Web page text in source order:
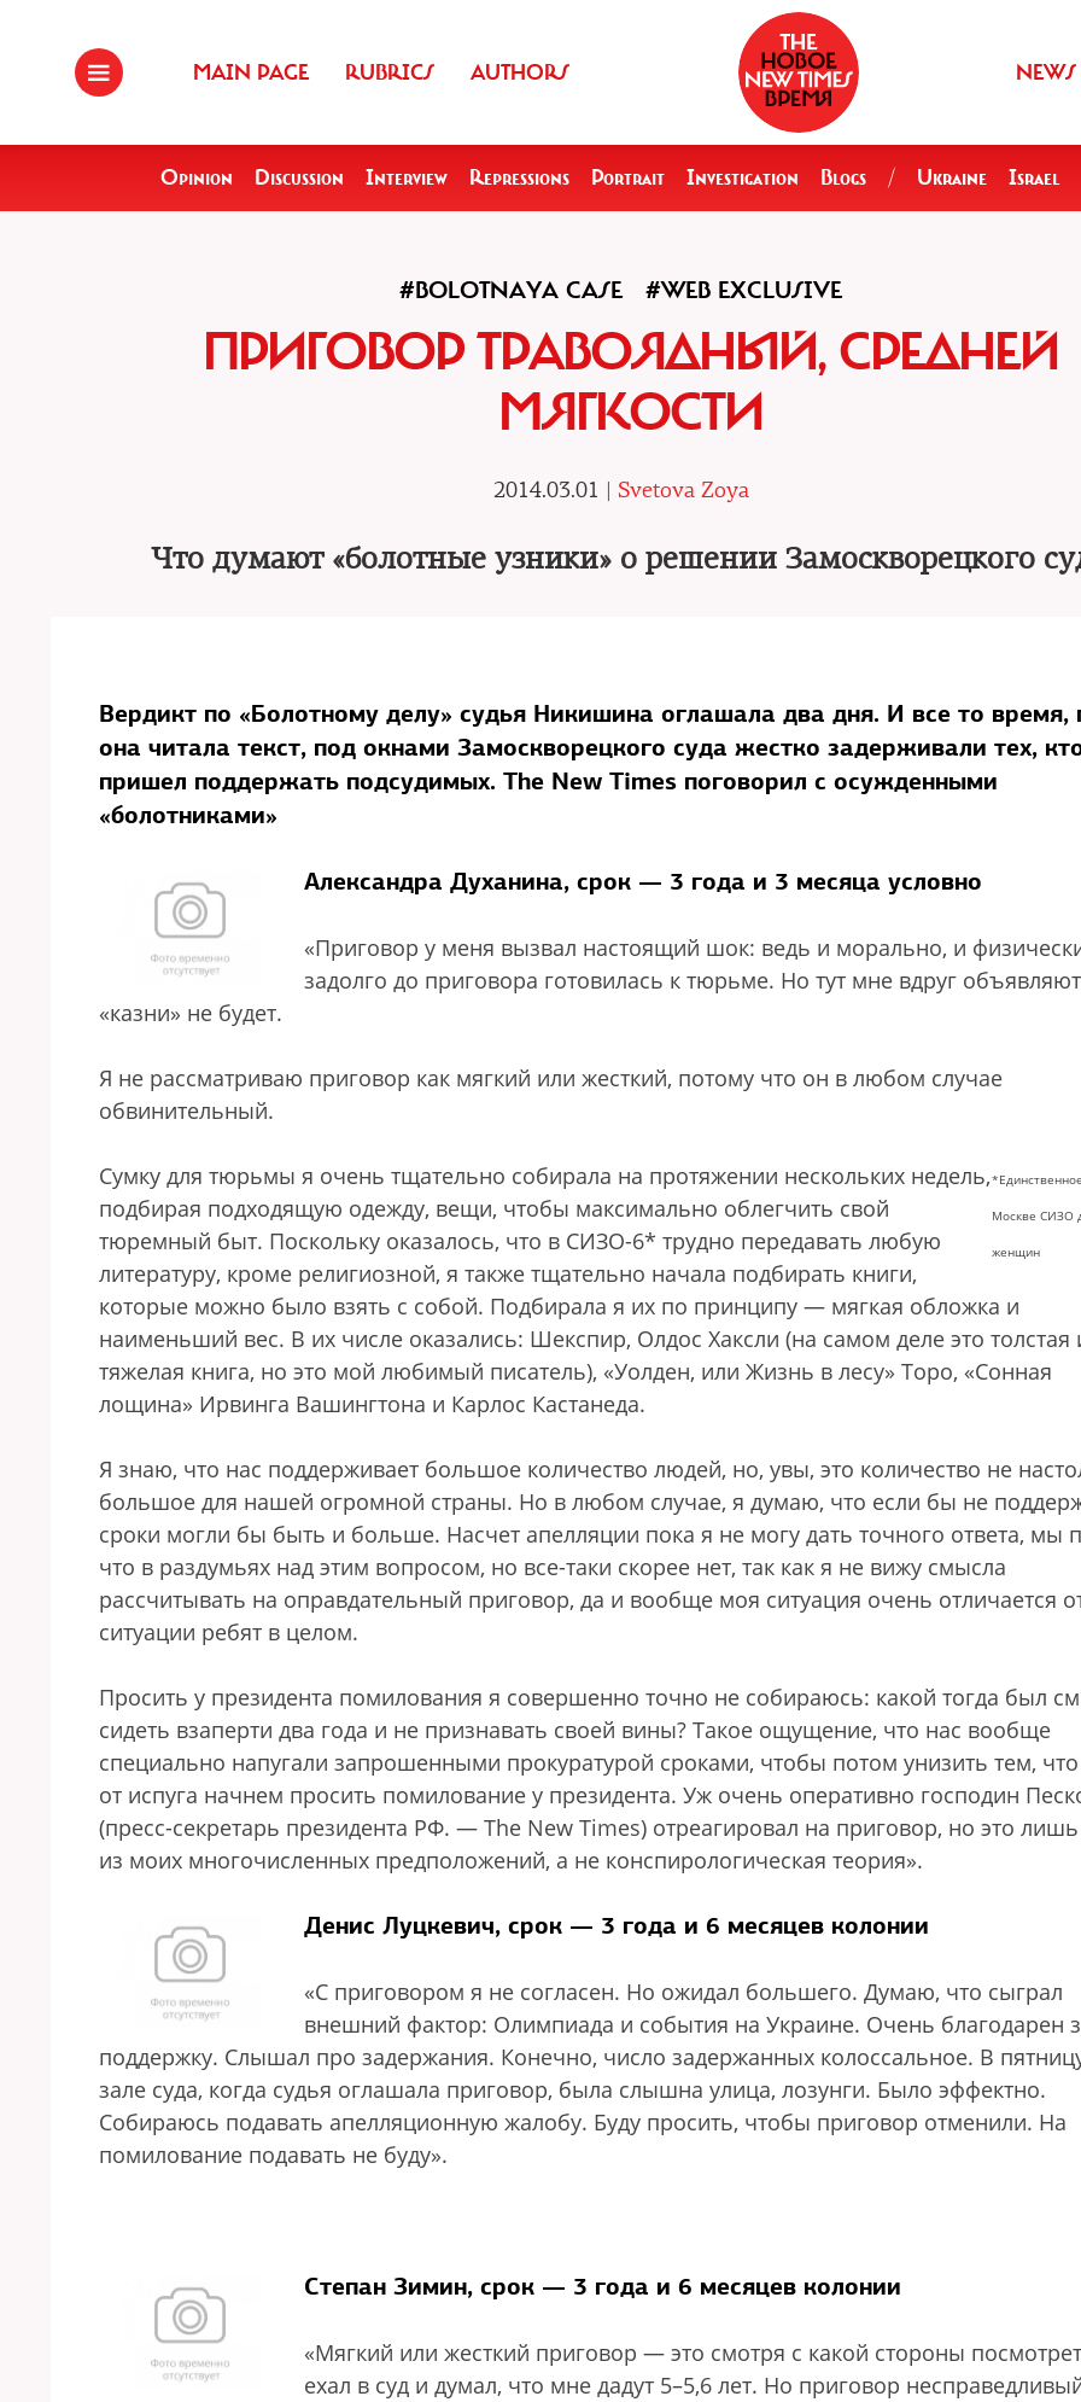
MAIN PAGE RUBRICS AUTHORS NEWS
Opinion Discussion Interview Repressions Portrait Investigation Blogs / Ukraine Israel
#BOLOTNAYA CASE #WEB EXCLUSIVE
ПРИГОВОР ТРАВОЯДНЫЙ, СРЕДНЕЙ
МЯГКОСТИ
2014.03.01 | Svetova Zoya
Что думают «болотные узники» о решении Замоскворецкого
Вердикт по «Болотному делу» судья Никишина оглашала два дня. И все то время,
она читала текст, под окнами Замоскворецкого суда жестко задерживали тех,
пришел поддержать подсудимых. The New Times поговорил с осужденными
«болотниками»
Александра Духанина, срок — 3 года и 3 месяца условно
«Приговор у меня вызвал настоящий шок: ведь и морально, и
задолго до приговора готовилась к тюрьме. Но тут мне вдруг
«казни» не будет.
Я не рассматриваю приговор как мягкий или жесткий, потому что он в любом случае
обвинительный.
Москве СИЗО
женщин
Сумку для тюрьмы я очень тщательно собирала на протяжении нескольких недель,
подбирая подходящую одежду, вещи, чтобы максимально облегчить свой
тюремный быт. Поскольку оказалось, что в СИЗО-6* трудно передавать любую
литературу, кроме религиозной, я также тщательно начала подбирать книги,
которые можно было взять с собой. Подбирала я их по принципу — мягкая обложка и
наименьший вес. В их числе оказались: Шекспир, Олдос Хаксли (на самом деле это толстая
тяжелая книга, но это мой любимый писатель), «Уолден, или Жизнь в лесу» Торо, «Сонная
лощина» Ирвинга Вашингтона и Карлос Кастанеда.
Я знаю, что нас поддерживает большое количество людей, но, увы, это количество не
большое для нашей огромной страны. Но в любом случае, я думаю, что если бы не
сроки могли бы быть и больше. Насчет апелляции пока я не могу дать точного ответа, мы
что в раздумьях над этим вопросом, но все-таки скорее нет, так как я не вижу смысла
рассчитывать на оправдательный приговор, да и вообще моя ситуация очень отличается
ситуации ребят в целом.
Просить у президента помилования я совершенно точно не собираюсь: какой тогда был
сидеть взаперти два года и не признавать своей вины? Такое ощущение, что нас вообще
специально напугали запрошенными прокуратурой сроками, чтобы потом унизить тем,
от испуга начнем просить помилование у президента. Уж очень оперативно господин
(пресс-секретарь президента РФ. — The New Times) отреагировал на приговор, но это
из моих многочисленных предположений, а не конспирологическая теория».
Денис Луцкевич, срок — 3 года и 6 месяцев колонии
«С приговором я не согласен. Но ожидал большего. Думаю, что сыграл
внешний фактор: Олимпиада и события на Украине. Очень благодарен
поддержку. Слышал про задержания. Конечно, число задержанных колоссальное. В
зале суда, когда судья оглашала приговор, была слышна улица, лозунги. Было эффектно.
Собираюсь подавать апелляционную жалобу. Буду просить, чтобы приговор отменили. На
помилование подавать не буду».
Степан Зимин, срок — 3 года и 6 месяцев колонии
«Мягкий или жесткий приговор — это смотря с какой стороны
ехал в суд и думал, что мне дадут 5–5,6 лет. Но приговор